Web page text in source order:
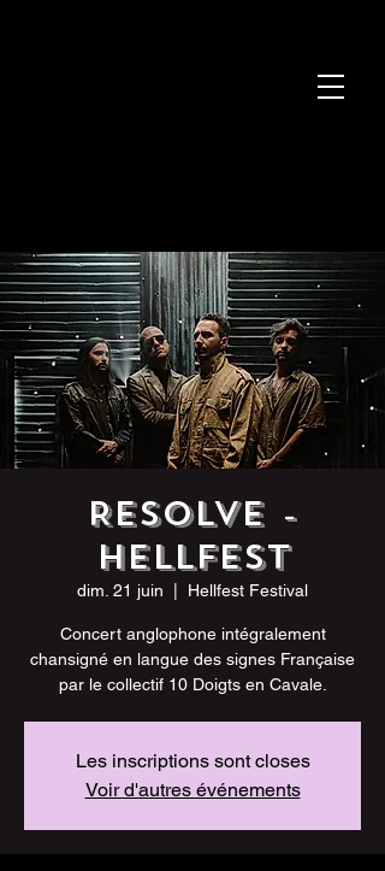
RESOLVE -
Hellfest
dim. 21 juin Hellfest Festival
Concert anglophone intégralement
chansigné en langue des signes Française
par le collectif 10 Doigts en Cavale.
Les inscriptions sont closes
Voir d'autres événements